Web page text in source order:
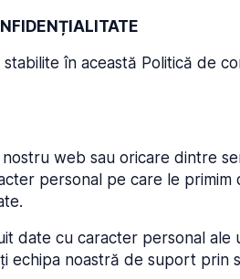
în această Politică de
web sau oricare dintre
personal pe care le
date cu caracter personal ale
echipa noastră de suport prin